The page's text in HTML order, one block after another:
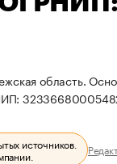
область.
источников.